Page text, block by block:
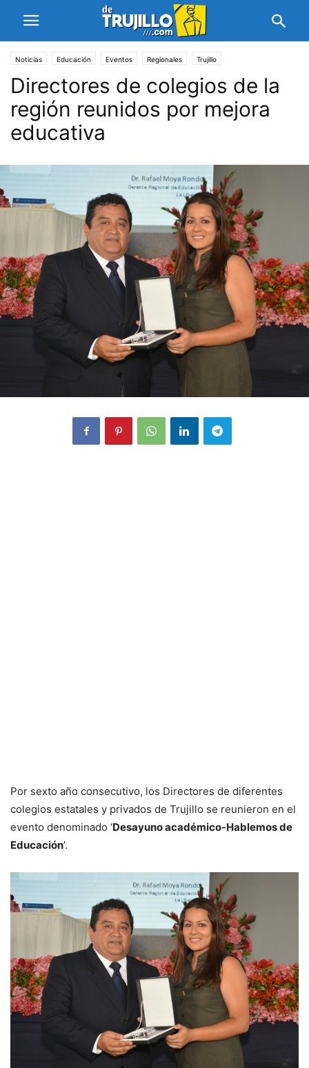
Noticias Educación Eventos Regionales Trujillo
Directores de colegios de la
región reunidos por mejora
educativa
Por sexto año consecutivo, los Directores de diferentes
colegios estatales y privados de Trujillo se reunieron en el
evento denominado ‘Desayuno académico-Hablemos de
Educación’.